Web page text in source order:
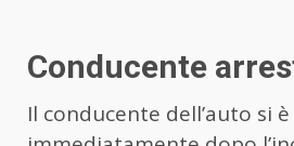
Conducente
Il conducente dell’auto si